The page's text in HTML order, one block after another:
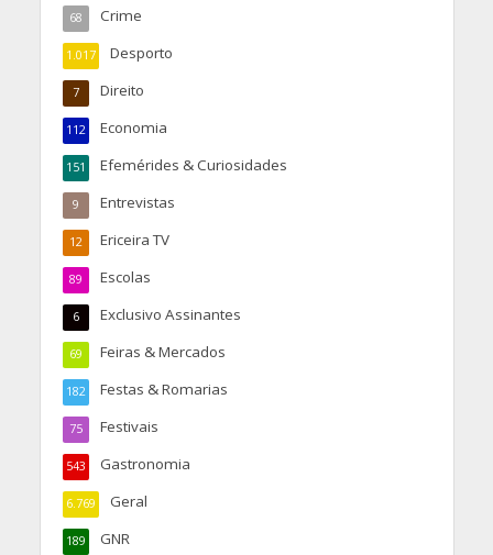
Crime
68
Desporto
1.017
Direito
7
Economia
112
Efemérides & Curiosidades
151
Entrevistas
9
Ericeira TV
12
Escolas
89
Exclusivo Assinantes
6
Feiras & Mercados
69
Festas & Romarias
182
Festivais
75
Gastronomia
543
Geral
6.769
GNR
189